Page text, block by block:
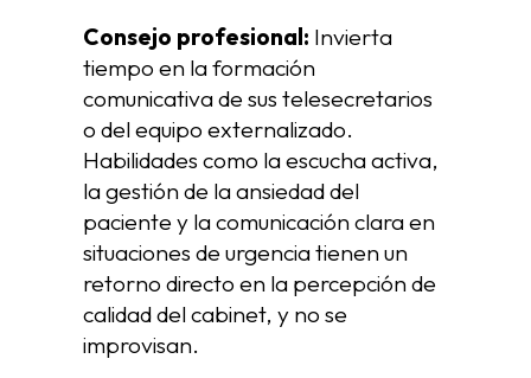
Consejo profesional: Invierta
tiempo en la formación
comunicativa de sus telesecretarios
o del equipo externalizado.
Habilidades como la escucha activa,
la gestión de la ansiedad del
paciente y la comunicación clara en
situaciones de urgencia tienen un
retorno directo en la percepción de
calidad del cabinet, y no se
improvisan.